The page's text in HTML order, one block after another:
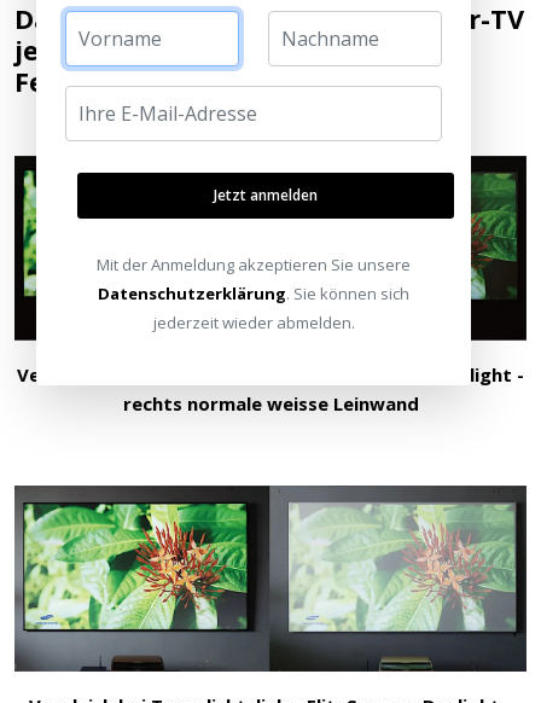
Dank der Leinwand kann der Laser-TV
jetzt auch tagüber wie ein100 Zoll
Fernseher verwendet werden
Vergleich im dunklen Raum: links EliteScreens Daylight -
rechts normale weisse Leinwand
Jetzt anmelden
Mit der Anmeldung akzeptieren Sie unsere
Datenschutzerklärung. Sie können sich
jederzeit wieder abmelden.